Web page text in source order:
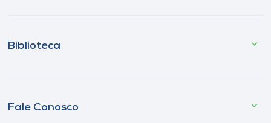
Biblioteca
Fale Conosco